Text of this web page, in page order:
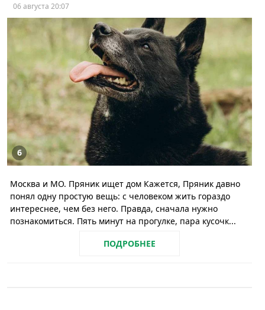
06 августа 20:07
6
Москва и МО. Пряник ищет дом Кажется, Пряник давно
понял одну простую вещь: с человеком жить гораздо
интереснее, чем без него. Правда, сначала нужно
познакомиться. Пять минут на прогулке, пара кусочк...
ПОДРОБНЕЕ